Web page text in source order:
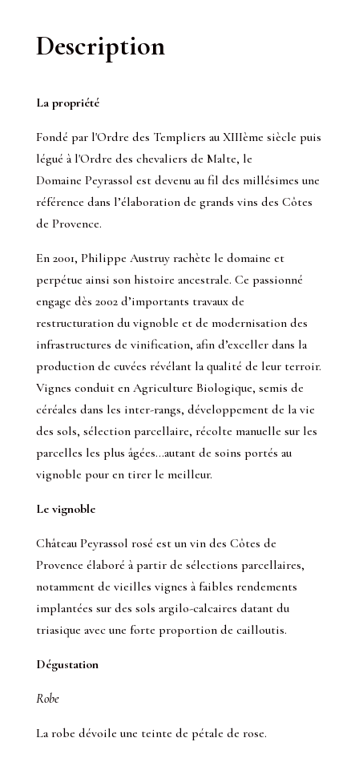
Description
La propriété
Fondé par l'Ordre des Templiers au XIIIème siècle puis
légué à l'Ordre des chevaliers de Malte, le
Domaine Peyrassol est devenu au fil des millésimes une
référence dans l’élaboration de grands vins des Côtes
de Provence.
En 2001, Philippe Austruy rachète le domaine et
perpétue ainsi son histoire ancestrale. Ce passionné
engage dès 2002 d’importants travaux de
restructuration du vignoble et de modernisation des
infrastructures de vinification, afin d’exceller dans la
production de cuvées révélant la qualité de leur terroir.
Vignes conduit en Agriculture Biologique, semis de
céréales dans les inter-rangs, développement de la vie
des sols, sélection parcellaire, récolte manuelle sur les
parcelles les plus âgées…autant de soins portés au
vignoble pour en tirer le meilleur.
Le vignoble
Château Peyrassol rosé est un vin des Côtes de
Provence élaboré à partir de sélections parcellaires,
notamment de vieilles vignes à faibles rendements
implantées sur des sols argilo-calcaires datant du
triasique avec une forte proportion de cailloutis.
Dégustation
Robe
La robe dévoile une teinte de pétale de rose.